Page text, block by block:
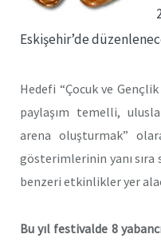
Eskişehir’de
Hedefi “Çocuk ve
paylaşım temelli,
arena oluşturmak”
gösterimlerinin yanı sıra
benzeri etkinlikler yer
Bu yıl festivalde 8